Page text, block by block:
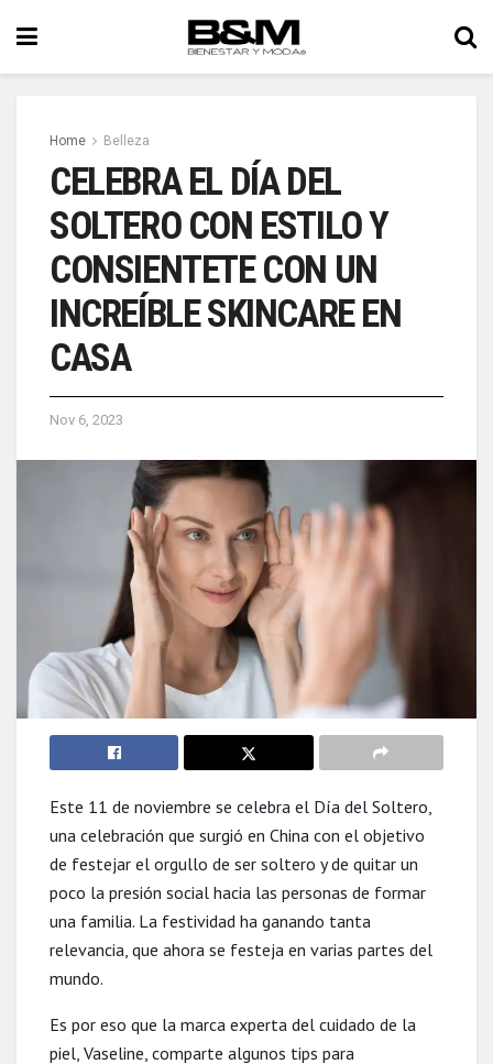
Home Belleza
CELEBRA EL DÍA DEL
SOLTERO CON ESTILO Y
CONSIENTETE CON UN
INCREÍBLE SKINCARE EN
CASA
Nov 6, 2023
Este 11 de noviembre se celebra el Día del Soltero,
una celebración que surgió en China con el objetivo
de festejar el orgullo de ser soltero y de quitar un
poco la presión social hacia las personas de formar
una familia. La festividad ha ganando tanta
relevancia, que ahora se festeja en varias partes del
mundo.
Es por eso que la marca experta del cuidado de la
piel, Vaseline, comparte algunos tips para